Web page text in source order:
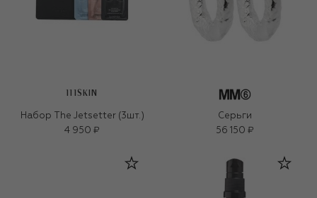
111SKIN
Набор The Jetsetter (3шт.)
4 950 ₽
Серьги
56 150 ₽